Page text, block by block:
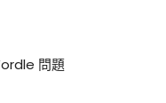
問題